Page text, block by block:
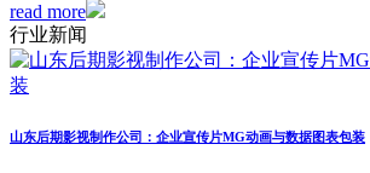
read more
行业新闻
山东后期影视制作公司：企业宣传片MG动画与数据图表包装